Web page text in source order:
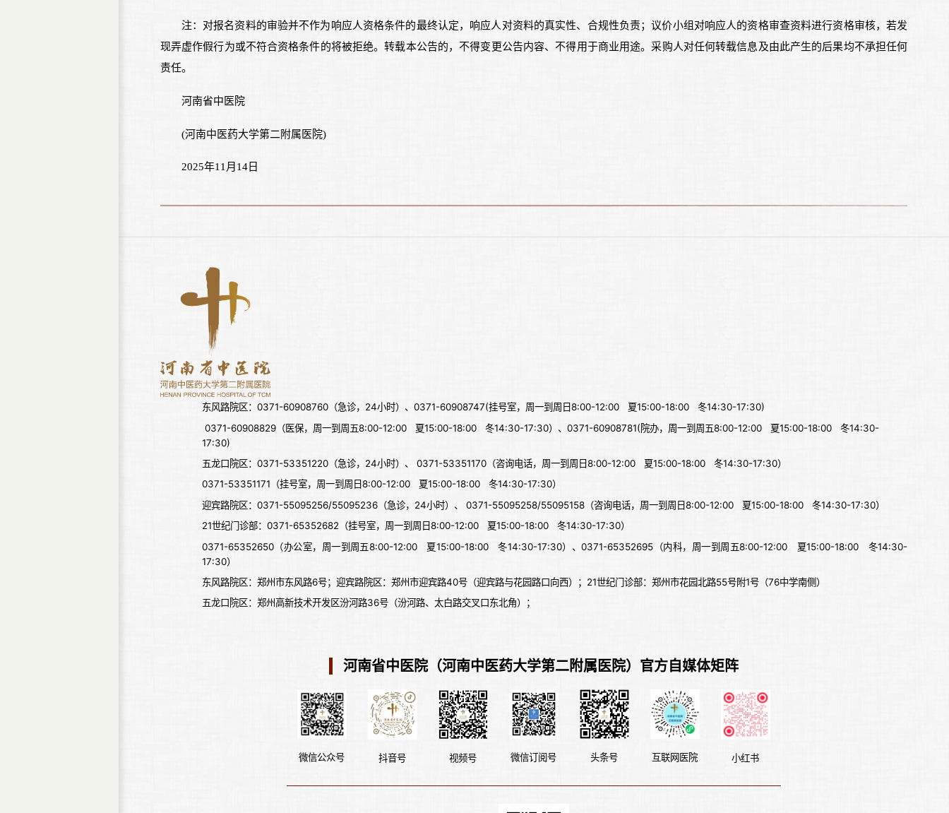
注：对报名资料的审验并不作为响应人资格条件的最终认定，响应人对资料的真实性、合规性负责；议价小组对响应人的资格审查资料进行资格审核，若发
现弄虚作假行为或不符合资格条件的将被拒绝。转载本公告的，不得变更公告内容、不得用于商业用途。采购人对任何转载信息及由此产生的后果均不承担任何
责任。
河南省中医院
(河南中医药大学第二附属医院)
2025年11月14日
东风路院区：0371-60908760（急诊，24小时）、0371-60908747(挂号室，周一到周日8:00-12:00 夏15:00-18:00 冬14:30-17:30)
0371-60908829（医保，周一到周五8:00-12:00 夏15:00-18:00 冬14:30-17:30）、0371-60908781(院办，周一到周五8:00-12:00 夏15:00-18:00 冬14:30-
17:30)
五龙口院区：0371-53351220（急诊，24小时）、 0371-53351170（咨询电话，周一到周日8:00-12:00 夏15:00-18:00 冬14:30-17:30）
0371-53351171（挂号室，周一到周日8:00-12:00 夏15:00-18:00 冬14:30-17:30）
迎宾路院区：0371-55095256/55095236（急诊，24小时）、 0371-55095258/55095158（咨询电话，周一到周日8:00-12:00 夏15:00-18:00 冬14:30-17:30）
21世纪门诊部：0371-65352682（挂号室，周一到周日8:00-12:00 夏15:00-18:00 冬14:30-17:30）
0371-65352650（办公室，周一到周五8:00-12:00 夏15:00-18:00 冬14:30-17:30）、0371-65352695（内科，周一到周五8:00-12:00 夏15:00-18:00 冬14:30-
17:30）
东风路院区：郑州市东风路6号；迎宾路院区：郑州市迎宾路40号（迎宾路与花园路口向西）；21世纪门诊部：郑州市花园北路55号附1号（76中学南侧）
五龙口院区：郑州高新技术开发区汾河路36号（汾河路、太白路交叉口东北角）；
河南省中医院（河南中医药大学第二附属医院）官方自媒体矩阵
微信公众号 抖音号 视频号 微信订阅号 头条号 互联网医院 小红书